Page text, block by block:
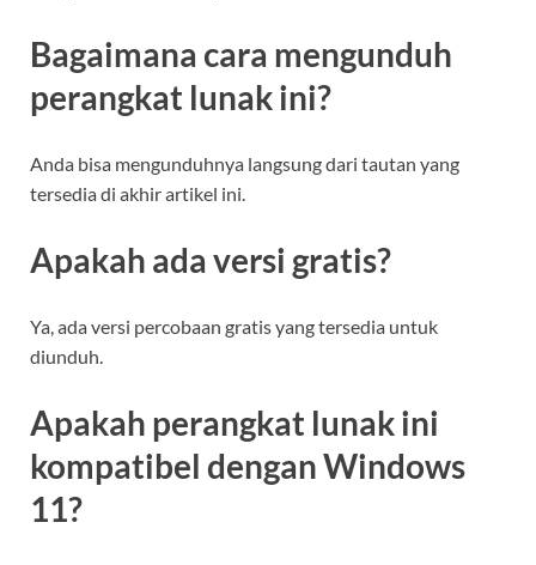
Bagaimana cara mengunduh
perangkat lunak ini?
Anda bisa mengunduhnya langsung dari tautan yang
tersedia di akhir artikel ini.
Apakah ada versi gratis?
Ya, ada versi percobaan gratis yang tersedia untuk
diunduh.
Apakah perangkat lunak ini
kompatibel dengan Windows
11?